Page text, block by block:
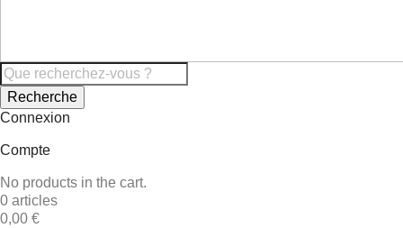
Recherche
Connexion
Compte
No products in the cart.
0 articles
0,00 €